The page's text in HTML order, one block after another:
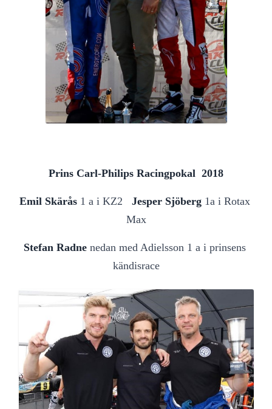
Prins Carl-Philips Racingpokal  2018
Emil Skärås 1 a i KZ2 Jesper Sjöberg 1a i Rotax
Max
Stefan Radne nedan med Adielsson 1 a i prinsens
kändisrace